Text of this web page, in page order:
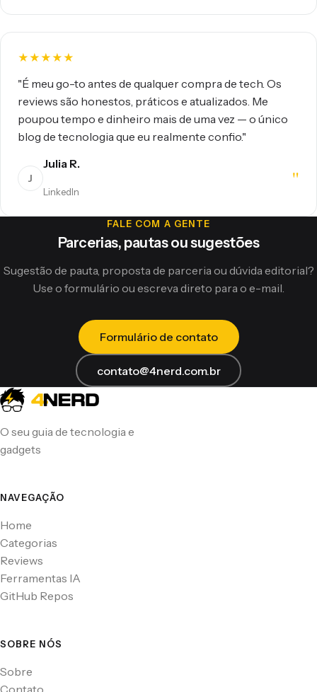
★★★★★
"É meu go-to antes de qualquer compra de tech. Os
reviews são honestos, práticos e atualizados. Me
poupou tempo e dinheiro mais de uma vez — o único
blog de tecnologia que eu realmente confio."
J
Julia R.
LinkedIn
"
FALE COM A GENTE
Parcerias, pautas ou sugestões
Sugestão de pauta, proposta de parceria ou dúvida editorial?
Use o formulário ou escreva direto para o e-mail.
Formulário de contato
contato@4nerd.com.br
O seu guia de tecnologia e
gadgets
NAVEGAÇÃO
Home
Categorias
Reviews
Ferramentas IA
GitHub Repos
SOBRE NÓS
Sobre
Contato